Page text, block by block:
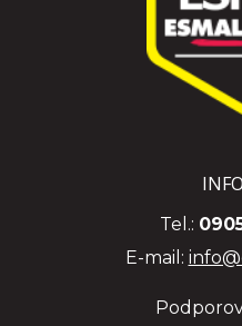
Tel.:
E-mail: